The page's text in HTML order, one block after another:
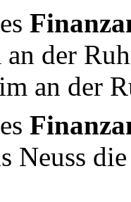
der
an der
Neuss